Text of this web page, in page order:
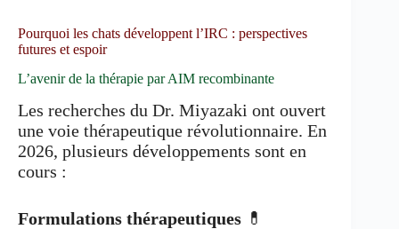
Pourquoi les chats développent l’IRC : perspectives
futures et espoir
L’avenir de la thérapie par AIM recombinante
Les recherches du Dr. Miyazaki ont ouvert
une voie thérapeutique révolutionnaire. En
2026, plusieurs développements sont en
cours :
Formulations thérapeutiques 💊